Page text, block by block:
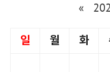
«
일 월 화